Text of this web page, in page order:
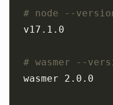
# node --
# wasmer --